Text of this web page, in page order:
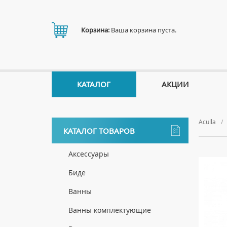
Aculla
КАТАЛОГ ТОВАРОВ
Аксессуары
ДЕРЖАТЕЛИ
Биде
НАПОЛЬНЫЕ БИДЕ
Ванны
АКРИЛОВЫЕ ВАННЫ
Ванны комплектующие
Корзина: Ваша корзина пуста.
КАТАЛОГ АКЦИИ